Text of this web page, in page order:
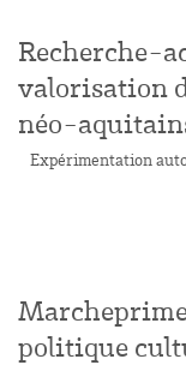
Recherche-
valorisation
néo-
Expérimentation
politique